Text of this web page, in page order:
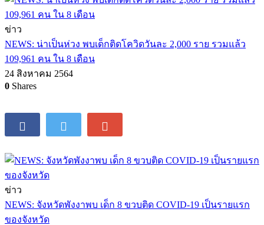
ข่าว
NEWS: น่าเป็นห่วง พบเด็กติดโควิดวันละ 2,000 ราย รวมแล้ว
109,961 คน ใน 8 เดือน
24 สิงหาคม 2564
0 Shares
ข่าว
NEWS: จังหวัดพังงาพบ เด็ก 8 ขวบติด COVID-19 เป็นรายแรก
ของจังหวัด